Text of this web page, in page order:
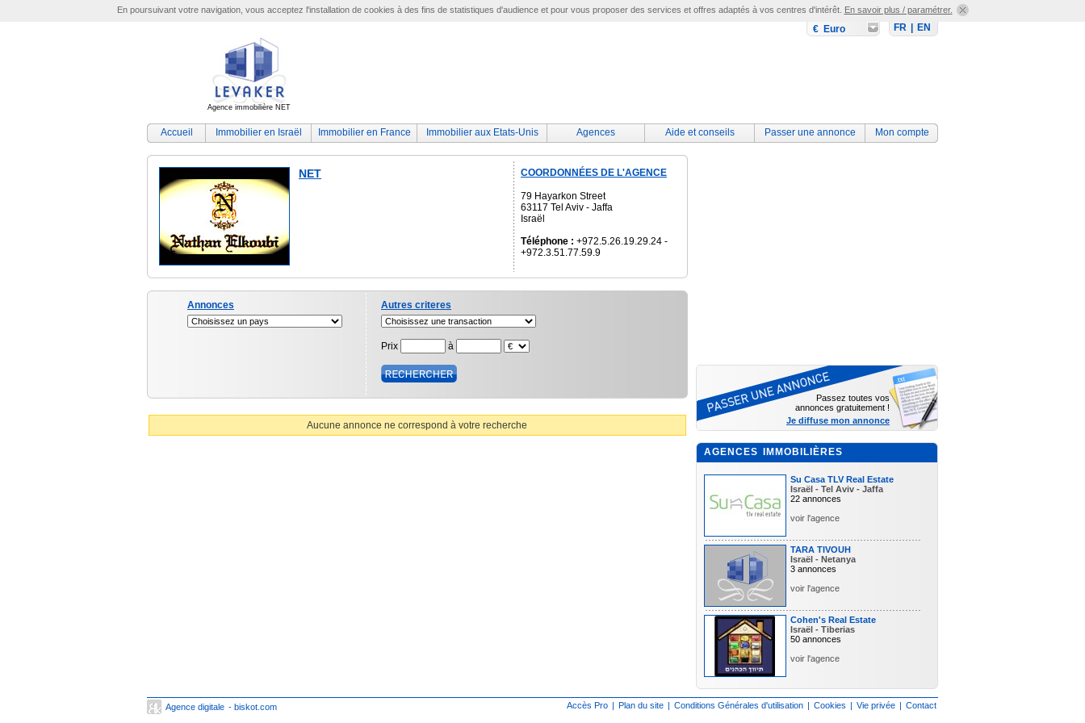
En poursuivant votre navigation, vous acceptez l'installation de cookies à des fins de statistiques d'audience et pour vous proposer des services et offres adaptés à vos centres d'intérêt. En savoir plus / paramétrer.
Agence immobilière NET
FR EN
€ Euro
Accueil Immobilier en Israël Immobilier en France Immobilier aux Etats-Unis Agences Aide et conseils Passer une annonce Mon compte
NET COORDONNÉES DE L'AGENCE
79 Hayarkon Street
63117 Tel Aviv - Jaffa
Israël
Téléphone : +972.5.26.19.29.24 -
+972.3.51.77.59.9
Annonces Autres criteres
Prix à
Aucune annonce ne correspond à votre recherche Je diffuse mon annonce
Passez toutes vos
annonces gratuitement !
AGENCES IMMOBILIÈRES
Su Casa TLV Real Estate
Israël - Tel Aviv - Jaffa
22 annonces
voir l'agence
TARA TIVOUH
Israël - Netanya
3 annonces
voir l'agence
Cohen's Real Estate
Israël - Tiberias
50 annonces
voir l'agence
Agence digitale - biskot.com Accès Pro | Plan du site | Conditions Générales d'utilisation | Cookies | Vie privée | Contact